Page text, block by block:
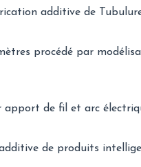
additive de
procédé par
apport de fil et arc
de produits